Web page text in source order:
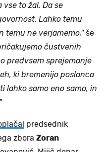
vse to žal. Da se
Lahko temu
temu ne verjamemo,"še
čustvenih
predvsem sprejemanje
ki bremenijo poslanca
lahko samo eno samo, in
predsednik
zbora Zoran